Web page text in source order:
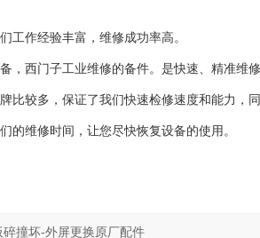
工作经验丰富，维修成功率高。
，西门子工业维修的备件。是快速、精准维修
比较多，保证了我们快速检修速度和能力，
的维修时间，让您尽快恢复设备的使用。